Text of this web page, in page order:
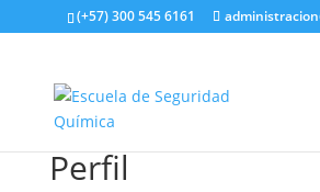
(+57) 300 545 6161
Perfil